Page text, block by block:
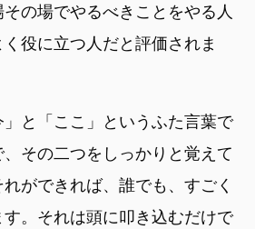
の場でやるべきことをやる人
役に立つ人だと評価されま
と「ここ」というふた言葉で
その二つをしっかりと覚えて
ができれば、誰でも、すごく
。それは頭に叩き込むだけで